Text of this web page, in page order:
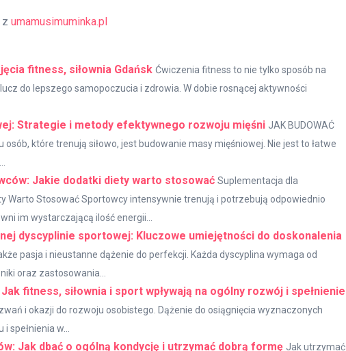
z umamusimuminka.pl
fitness, siłownia Gdańsk Ćwiczenia fitness to nie tylko sposób na
do lepszego samopoczucia i zdrowia. W dobie rosnącej aktywności
Strategie i metody efektywnego rozwoju mięśni JAK BUDOWAĆ
osób, które trenują siłowo, jest budowanie masy mięśniowej. Nie jest to łatwe
Jakie dodatki diety warto stosować Suplementacja dla
Warto Stosować Sportowcy intensywnie trenują i potrzebują odpowiednio
im wystarczającą ilość energii...
dyscyplinie sportowej: Kluczowe umiejętności do doskonalenia
pasja i nieustanne dążenie do perfekcji. Każda dyscyplina wymaga od
oraz zastosowania...
fitness, siłownia i sport wpływają na ogólny rozwój i spełnienie
i okazji do rozwoju osobistego. Dążenie do osiągnięcia wyznaczonych
spełnienia w...
Jak dbać o ogólną kondycję i utrzymać dobrą formę Jak utrzymać